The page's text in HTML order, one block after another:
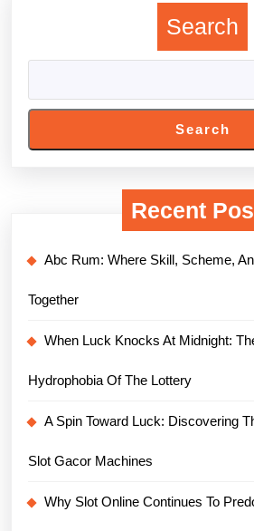
Search
Search
Recent
Abc Rum: Where Skill, Scheme,
Together
When Luck Knocks At Midnight:
Hydrophobia Of The Lottery
A Spin Toward Luck: Discovering
Slot Gacor Machines
Why Slot Online Continues To